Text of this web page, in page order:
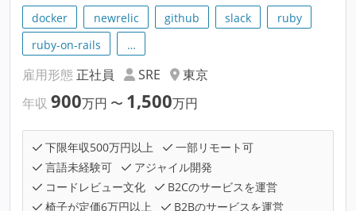
docker newrelic github slack
ruby
ruby-on-rails
…
雇用形態 正社員 SRE
東京
年収 900万円 〜 1,500万円
下限年収500万円以上
一部リモート可
言語未経験可
アジャイル開発
コードレビュー文化
B2Cのサービスを運営
椅子が定価6万円以上
B2Bのサービスを運営